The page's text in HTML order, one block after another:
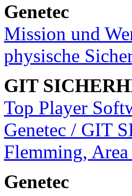
Genetec
Mission und
physische
GIT
Top Player
Genetec / GIT
Flemming,
Genetec